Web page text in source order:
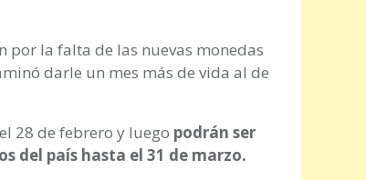
por la falta de las nuevas monedas
darle un mes más de vida al de
28 de febrero y luego podrán ser
del país hasta el 31 de marzo.